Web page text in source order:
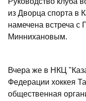
из Дворца спорта в
намечена встреча
Миннихановым.
Вчера же в НКЦ
Федерации хоккея
общественная